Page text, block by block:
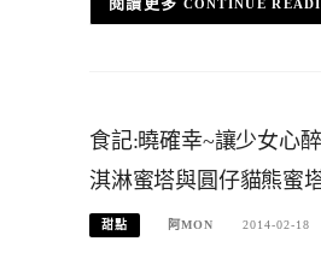
CONTINUE
食記:曉確幸~讓少女心
淇淋蜜塔與圓仔貓熊蜜
甜點 阿MON 2014-02-18